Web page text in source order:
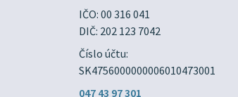
IČO: 00 316 041
DIČ: 202 123 7042
Číslo účtu:
SK4756000000006010473001
047 43 97 301